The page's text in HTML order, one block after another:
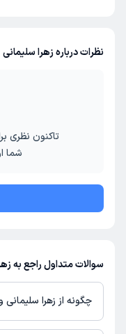
نظرات درباره زهرا سلیمانی
تاکنون نظری
شما
سوالات متداول راجع به
چگونه از زهرا
در صورتی کهزهرا سلیمانی